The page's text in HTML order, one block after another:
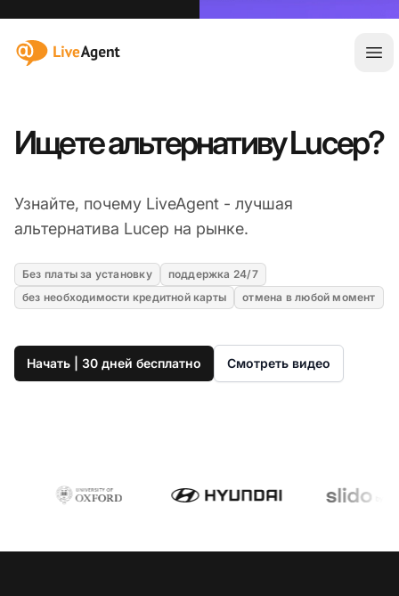
:site.title
Ищете альтернативу Lucep?
Узнайте, почему LiveAgent - лучшая
альтернатива Lucep на рынке.
Без платы за установку
поддержка 24/7
без необходимости кредитной карты
отмена в любой момент
Начать | 30 дней бесплатно Смотреть видео